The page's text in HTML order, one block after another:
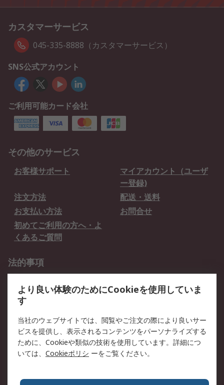
カスタマーサービス
045-335-8888（カスタマーサービス）
SNS公式アカウント
ご利用可能カード会社
その他のサービス
お客様サポート
マイアカウント（ユーザ
ー登録)
注文方法
配送・送料
お支払い方法
お問合せ
初めてご利用の方へ・よ
くあるご質問
法的事項
クッキーポリシー
RSについて
会社概要
採用情報
プレスリリース＆お知ら
コーポレートサイト
全世界のRS RSの歴史
より良い体験のためにCookieを使用していま
す
当社のウェブサイトでは、閲覧やご注文の際により良いサー
ビスを提供し、表示されるコンテンツをパーソナライズする
ために、Cookieや類似の技術を使用しています。詳細につ
いては、 Cookieポリシ ーをご覧ください。